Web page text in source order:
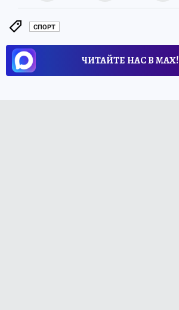
СПОРТ
ЧИТАЙТЕ НАС В МАХ!